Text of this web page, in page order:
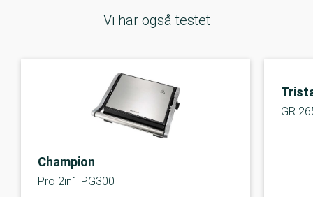
Vi har også testet
Champion
Pro 2in1 PG300
GR